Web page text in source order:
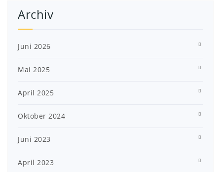
Archiv
Juni 2026
Mai 2025
April 2025
Oktober 2024
Juni 2023
April 2023